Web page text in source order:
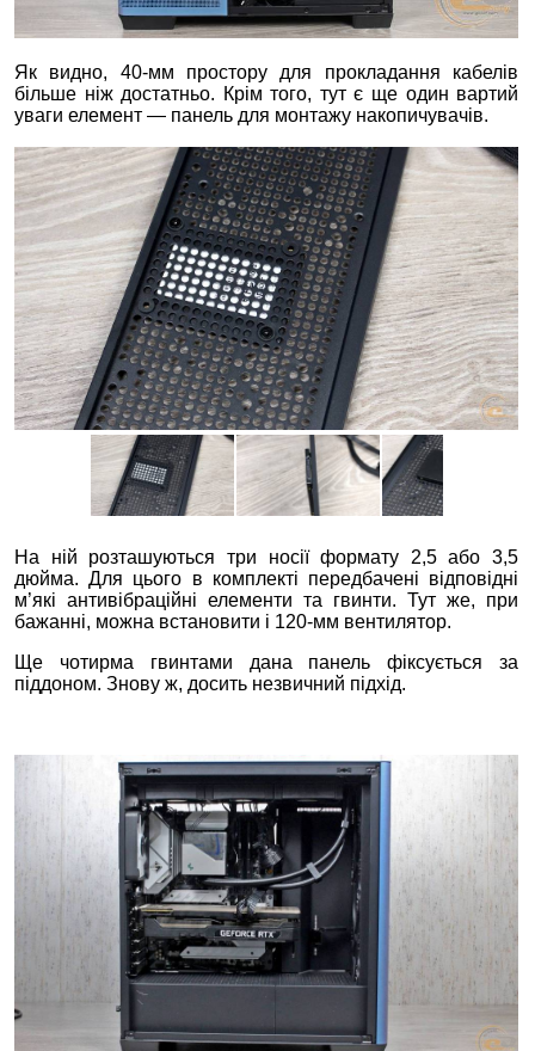
Як видно, 40-мм простору для прокладання кабелів
більше ніж достатньо. Крім того, тут є ще один вартий
уваги елемент — панель для монтажу накопичувачів.
На ній розташуються три носії формату 2,5 або 3,5
дюйма. Для цього в комплекті передбачені відповідні
м’які антивібраційні елементи та гвинти. Тут же, при
бажанні, можна встановити і 120-мм вентилятор.
Ще чотирма гвинтами дана панель фіксується за
піддоном. Знову ж, досить незвичний підхід.